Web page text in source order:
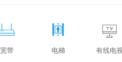
宽带 电梯 有线电